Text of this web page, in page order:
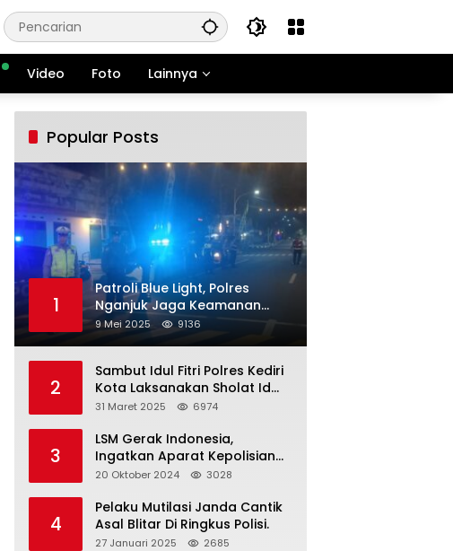
Video Foto Lainnya
Popular Posts
1
Patroli Blue Light, Polres
Nganjuk Jaga Keamanan
Jelang Long Weekend
9 Mei 2025 9136
2
Sambut Idul Fitri Polres Kediri
Kota Laksanakan Sholat Id
dan Gelar Halalbihalal
31 Maret 2025 6974
3
LSM Gerak Indonesia,
Ingatkan Aparat Kepolisian
Polres Blitar Kota “Tri Brata
20 Oktober 2024 3028
4
Pelaku Mutilasi Janda Cantik
Asal Blitar Di Ringkus Polisi.
27 Januari 2025 2685